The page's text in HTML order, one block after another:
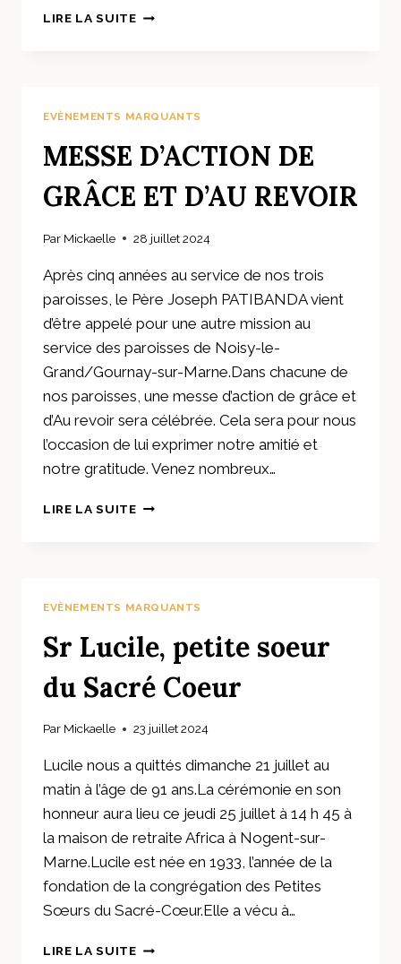
LIRE LA SUITECONCERT
EVÈNEMENTS MARQUANTS
MESSE D’ACTION DE
GRÂCE ET D’AU REVOIR
Par Mickaelle 28 juillet 2024
Après cinq années au service de nos trois
paroisses, le Père Joseph PATIBANDA vient
d’être appelé pour une autre mission au
service des paroisses de Noisy-le-
Grand/Gournay-sur-Marne.Dans chacune de
nos paroisses, une messe d’action de grâce et
d’Au revoir sera célébrée. Cela sera pour nous
l’occasion de lui exprimer notre amitié et
notre gratitude. Venez nombreux…
LIRE LA SUITEMESSE
EVÈNEMENTS MARQUANTS
Sr Lucile, petite soeur
du Sacré Coeur
Par Mickaelle 23 juillet 2024
Lucile nous a quittés dimanche 21 juillet au
matin à l’âge de 91 ans.La cérémonie en son
honneur aura lieu ce jeudi 25 juillet à 14 h 45 à
la maison de retraite Africa à Nogent-sur-
Marne.Lucile est née en 1933, l’année de la
fondation de la congrégation des Petites
Sœurs du Sacré-Cœur.Elle a vécu à…
LIRE LA SUITESR